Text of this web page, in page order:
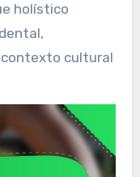
holístico
cultural